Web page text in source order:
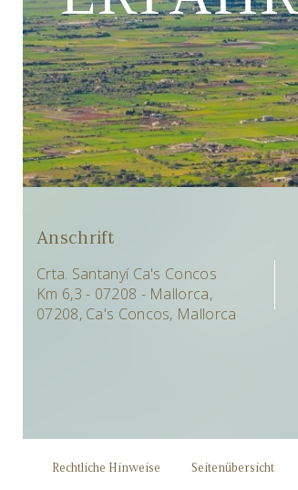
Anschrift
Crta. Santanyí Ca's Concos
Km 6,3 - 07208 - Mallorca,
07208, Ca's Concos, Mallorca
Rechtliche Hinweise Seitenübersicht